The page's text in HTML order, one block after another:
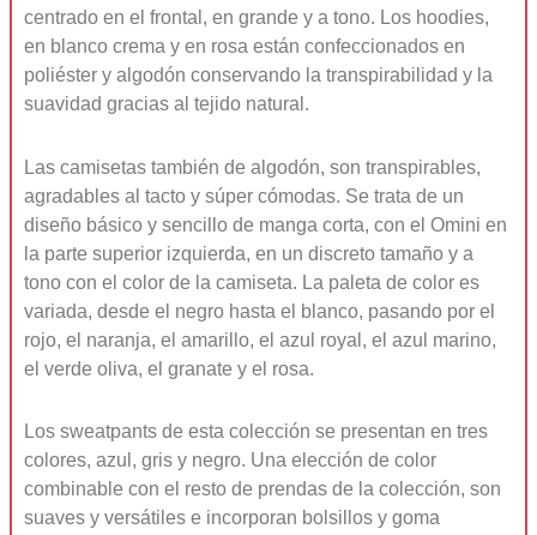
centrado en el frontal, en grande y a tono. Los hoodies,
en blanco crema y en rosa están confeccionados en
poliéster y algodón conservando la transpirabilidad y la
suavidad gracias al tejido natural.
Las camisetas también de algodón, son transpirables,
agradables al tacto y súper cómodas. Se trata de un
diseño básico y sencillo de manga corta, con el Omini en
la parte superior izquierda, en un discreto tamaño y a
tono con el color de la camiseta. La paleta de color es
variada, desde el negro hasta el blanco, pasando por el
rojo, el naranja, el amarillo, el azul royal, el azul marino,
el verde oliva, el granate y el rosa.
Los sweatpants de esta colección se presentan en tres
colores, azul, gris y negro. Una elección de color
combinable con el resto de prendas de la colección, son
suaves y versátiles e incorporan bolsillos y goma